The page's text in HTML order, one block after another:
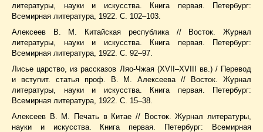
литературы, науки и искусства. Книга первая. Петербург:
Всемирная литература, 1922. С. 102–103.
Алексеев В. М. Китайская республика // Восток. Журнал
литературы, науки и искусства. Книга первая. Петербург:
Всемирная литература, 1922. С. 92–97.
Лисье царство, из рассказов Ляо-Чжая (XVII–XVIII вв.) / Перевод
и вступит. статья проф. В. М. Алексеева // Восток. Журнал
литературы, науки и искусства. Книга первая. Петербург:
Всемирная литература, 1922. С. 15–38.
Алексеев В. М. Печать в Китае // Восток. Журнал литературы,
науки и искусства. Книга первая. Петербург: Всемирная